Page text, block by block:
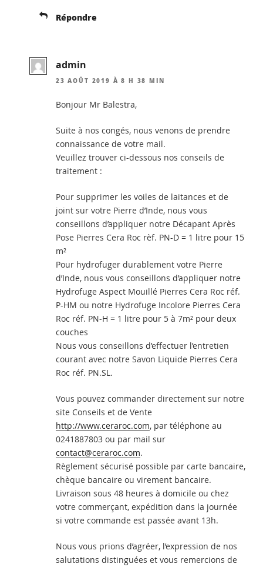
Répondre
admin
23 AOÛT 2019 À 8 H 38 MIN
Bonjour Mr Balestra,
Suite à nos congés, nous venons de prendre
connaissance de votre mail.
Veuillez trouver ci-dessous nos conseils de
traitement :
Pour supprimer les voiles de laitances et de
joint sur votre Pierre d’Inde, nous vous
conseillons d’appliquer notre Décapant Après
Pose Pierres Cera Roc rèf. PN-D = 1 litre pour 15
m²
Pour hydrofuger durablement votre Pierre
d’Inde, nous vous conseillons d’appliquer notre
Hydrofuge Aspect Mouillé Pierres Cera Roc réf.
P-HM ou notre Hydrofuge Incolore Pierres Cera
Roc réf. PN-H = 1 litre pour 5 à 7m² pour deux
couches
Nous vous conseillons d’effectuer l’entretien
courant avec notre Savon Liquide Pierres Cera
Roc réf. PN.SL.
Vous pouvez commander directement sur notre
site Conseils et de Vente
http://www.ceraroc.com, par téléphone au
0241887803 ou par mail sur
contact@ceraroc.com.
Règlement sécurisé possible par carte bancaire,
chèque bancaire ou virement bancaire.
Livraison sous 48 heures à domicile ou chez
votre commerçant, expédition dans la journée
si votre commande est passée avant 13h.
Nous vous prions d’agréer, l’expression de nos
salutations distinguées et vous remercions de